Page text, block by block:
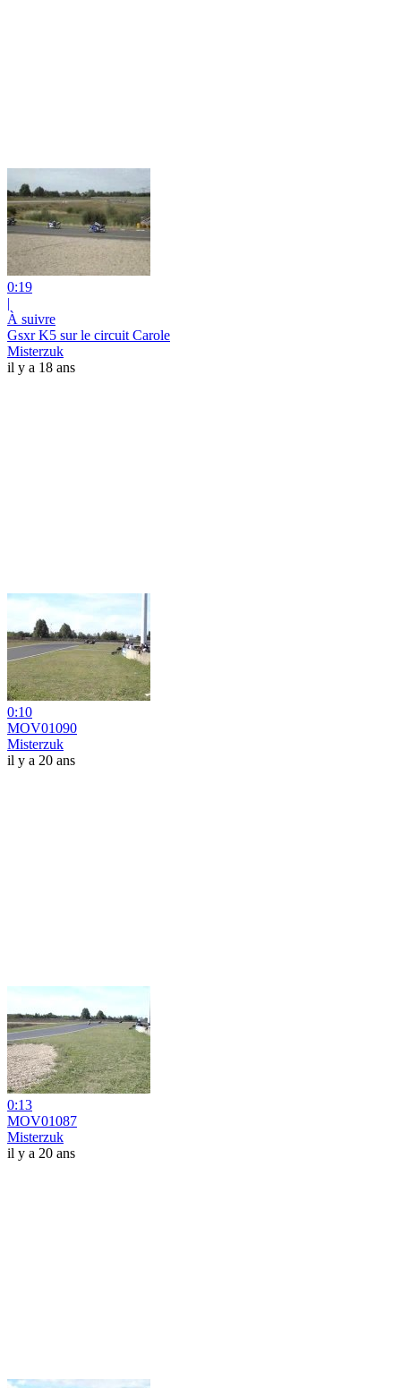
0:19
|
À suivre
Gsxr K5 sur le circuit Carole
Misterzuk
il y a 18 ans
0:10
MOV01090
Misterzuk
il y a 20 ans
0:13
MOV01087
Misterzuk
il y a 20 ans